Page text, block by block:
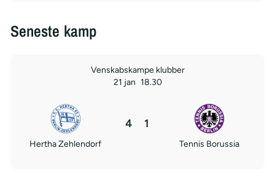
Seneste kamp
Venskabskampe klubber
21 jan 18.30
Hertha Zehlendorf
4 1
Tennis Borussia